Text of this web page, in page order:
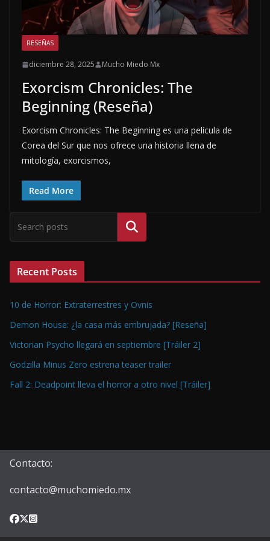
RESEÑAS
diciembre 28, 2025 Mucho Miedo Mx
Exorcism Chronicles: The
Beginning (Reseña)
Exorcism Chronicles: The Beginning es una película de
Corea del Sur que nos ofrece una historia llena de
mitología, exorcismos,
Read More
Buscar
Recent Posts
10 de Horror: Extraterrestres y Ovnis
Demon House: ¿la casa más embrujada? [Reseña]
Victorian Psycho llegará en septiembre [Tráiler 2]
Godzilla Minus Zero estrena teaser trailer
Fall 2: Deadpoint lleva el horror a otro nivel [Tráiler]
Contacto:
contacto@muchomiedo.mx